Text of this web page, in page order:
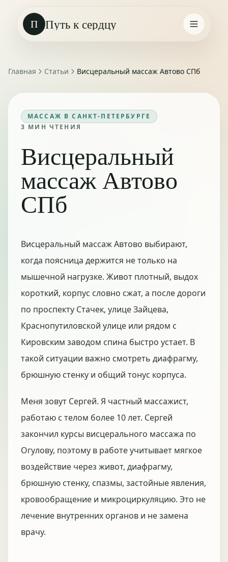
П Путь к сердцу
Главная Статьи Висцеральный массаж Автово СПб
МАССАЖ В САНКТ-ПЕТЕРБУРГЕ
3 МИН ЧТЕНИЯ
Висцеральный
массаж Автово
СПб
Висцеральный массаж Автово выбирают,
когда поясница держится не только на
мышечной нагрузке. Живот плотный, выдох
короткий, корпус словно сжат, а после дороги
по проспекту Стачек, улице Зайцева,
Краснопутиловской улице или рядом с
Кировским заводом спина быстро устает. В
такой ситуации важно смотреть диафрагму,
брюшную стенку и общий тонус корпуса.
Меня зовут Сергей. Я частный массажист,
работаю с телом более 10 лет. Сергей
закончил курсы висцерального массажа по
Огулову, поэтому в работе учитывает мягкое
воздействие через живот, диафрагму,
брюшную стенку, спазмы, застойные явления,
кровообращение и микроциркуляцию. Это не
лечение внутренних органов и не замена
врачу.